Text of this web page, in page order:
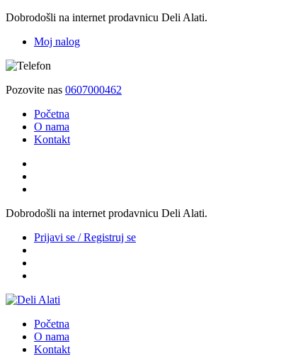
Dobrodošli na internet prodavnicu Deli Alati.
Moj nalog
Pozovite nas 0607000462
Početna
O nama
Kontakt
Dobrodošli na internet prodavnicu Deli Alati.
Prijavi se / Registruj se
Početna
O nama
Kontakt